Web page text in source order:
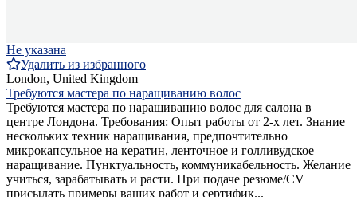
Не указана
Удалить из избранного
London, United Kingdom
Требуются мастера по наращиванию волос
Требуются мастера по наращиванию волос для салона в
центре Лондона. Требования: Опыт работы от 2-х лет. Знание
нескольких техник наращивания, предпочтительно
микрокапсульное на кератин, ленточное и голливудское
наращивание. Пунктуальность, коммуникабельность. Желание
учиться, зарабатывать и расти. При подаче резюме/CV
присылать примеры ваших работ и сертифик...